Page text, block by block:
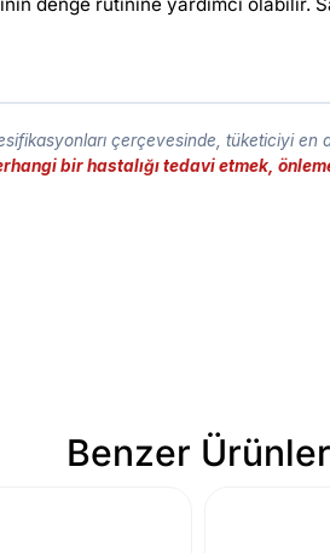
çerçevesinde, tüketiciyi en
bir hastalığı tedavi etmek,
Benzer Ürünler